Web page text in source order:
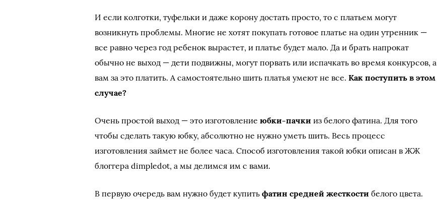
И если колготки, туфельки и даже корону достать просто, то с платьем могут
возникнуть проблемы. Многие не хотят покупать готовое платье на один утренник —
все равно через год ребенок вырастет, и платье будет мало. Да и брать напрокат
обычно не выход — дети подвижны, могут порвать или испачкать во время конкурсов, а
вам за это платить. А самостоятельно шить платья умеют не все.Как поступить в этом
случае?
Очень простой выход — это изготовлениеюбки-пачки из белого фатина. Для того
чтобы сделать такую юбку, абсолютно не нужно уметь шить. Весь процесс
изготовления займет не более часа. Способ изготовления такой юбки описан в ЖЖ
блоггера dimpledot, а мы делимся им с вами.
В первую очередь вам нужно будет купитьфатин средней жесткости белого цвета.